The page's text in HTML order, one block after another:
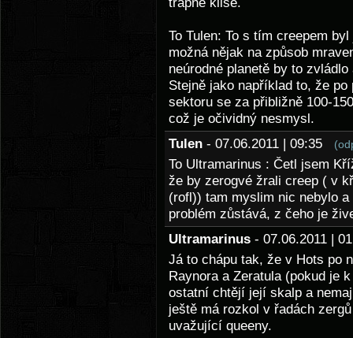
To Tulen: To s tím creepem
možná nějak na způsob
neúrodné planetě by to
Stejně jako například to, že
sektoru se za přibližně 100-
což je očividný nesmysl.
Tulen - 07.06.2011 | 09:35
To Ultramarinus : Četl jsem
že by zerogvé žrali creep ( v
(rofl)) tam myslim nic nebylo
problém zůstává, z čeho je
Ultramarinus - 07.06.2011 |
Já to chápu tak, že v Hots po
Raynora a Zeratula (pokud je
ostatní chtějí její skalp a
ještě má rozkol v řadách
uvažující queeny.